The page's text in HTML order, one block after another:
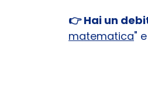
👉 Hai un
matematica"